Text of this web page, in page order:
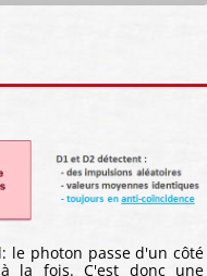
le photon passe d'un côté
la fois. C'est donc une